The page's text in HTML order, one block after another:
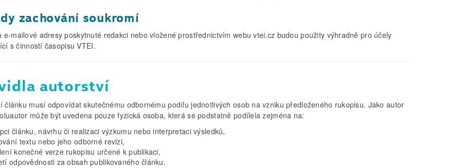
zachování soukromí
e-mailové adresy poskytnuté redakci nebo vložené prostřednictvím webu vtei.cz budou použity výhradně pro účely
s činností časopisu VTEI.
autorství
článku musí odpovídat skutečnému odbornému podílu jednotlivých osob na vzniku předloženého rukopisu. Jako autor
může být uvedena pouze fyzická osoba, která se podstatně podílela zejména na:
článku, návrhu či realizaci výzkumu nebo interpretaci výsledků,
textu nebo jeho odborné revizi,
konečné verze rukopisu určené k publikaci,
odpovědnosti za obsah publikovaného článku.